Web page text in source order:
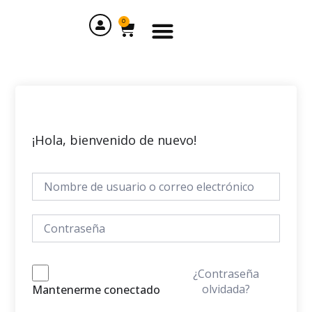
Menu
0 Cart
¡Hola, bienvenido de nuevo!
Mantenerme conectado
¿Contraseña
olvidada?